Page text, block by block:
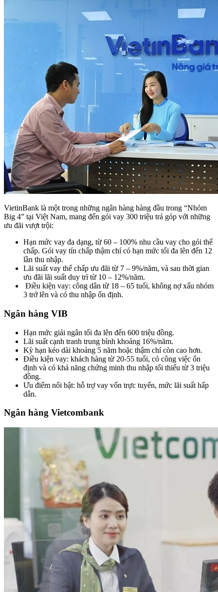
VietinBank là một trong những ngân hàng hàng đầu trong “Nhóm
Big 4” tại Việt Nam, mang đến gói vay 300 triệu trả góp với những
ưu đãi vượt trội:
Hạn mức vay đa dạng, từ 60 – 100% nhu cầu vay cho gói thế
chấp. Gói vay tín chấp thậm chí có hạn mức tối đa lên đến 12
lần thu nhập.
Lãi suất vay thế chấp ưu đãi từ 7 – 9%/năm, và sau thời gian
ưu đãi lãi suất duy trì từ 10 – 12%/năm.
Điều kiện vay: công dân từ 18 – 65 tuổi, không nợ xấu nhóm
3 trở lên và có thu nhập ổn định.
Ngân hàng VIB
Hạn mức giải ngân tối đa lên đến 600 triệu đồng.
Lãi suất cạnh tranh trung bình khoảng 16%/năm.
Kỳ hạn kéo dài khoảng 5 năm hoặc thậm chí còn cao hơn.
Điều kiện vay: khách hàng từ 20-55 tuổi, có công việc ổn
định và có khả năng chứng minh thu nhập tối thiểu từ 3 triệu
đồng.
Ưu điểm nổi bật: hỗ trợ vay vốn trực tuyến, mức lãi suất hấp
dẫn.
Ngân hàng Vietcombank